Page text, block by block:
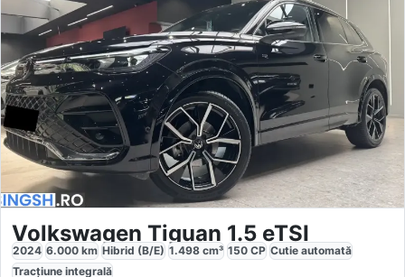
Volkswagen Tiguan 1.5 eTSI
2024 6.000 km Hibrid (B/E) 1.498 cm³ 150 CP Cutie automată
Tracțiune integrală